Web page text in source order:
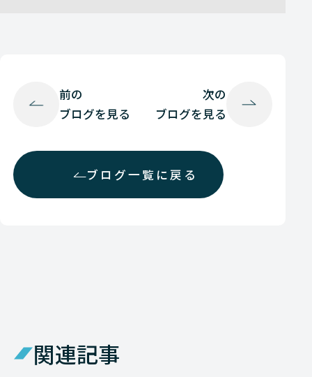
前の
ブログを見る
ブログ一覧に戻る
次の
ブログを見る
関連記事